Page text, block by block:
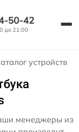
50-42
до 21:00
устройств
менеджеры из